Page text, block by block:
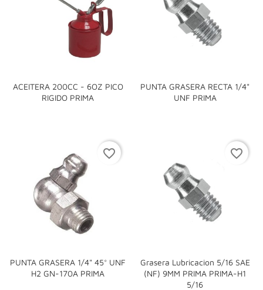
ACEITERA 200CC - 6OZ PICO
RIGIDO PRIMA
PUNTA GRASERA RECTA 1/4"
UNF PRIMA
PUNTA GRASERA 1/4" 45° UNF
H2 GN-170A PRIMA
favorite_border
Grasera Lubricacion 5/16 SAE
(NF) 9MM PRIMA PRIMA-H1
5/16
favorite_border